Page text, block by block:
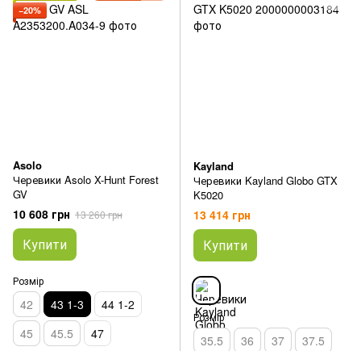
−20%
Asolo
Черевики Asolo X-Hunt Forest
GV
10 608 грн 13 260 грн
Купити
Розмір
42 43 1-3
44 1-2
45
45.5 47
Kayland
Черевики Kayland Globo GTX
K5020
13 414 грн
Купити
Розмір
35.5 36 37
37.5